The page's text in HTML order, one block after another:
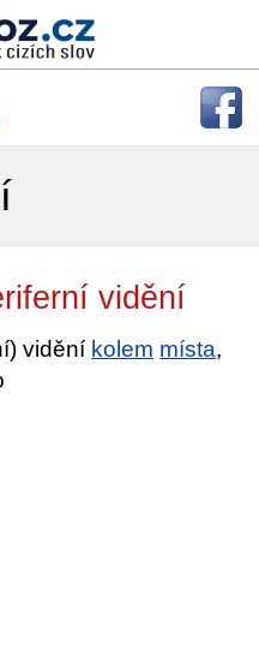
vidění
vidění kolem místa,